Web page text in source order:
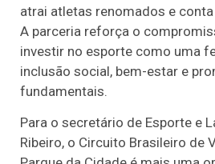
atrai atletas renomados e conta
A parceria reforça o
investir no esporte como uma
inclusão social, bem-estar e
fundamentais.
Para o secretário de Esporte e
Ribeiro, o Circuito Brasileiro de